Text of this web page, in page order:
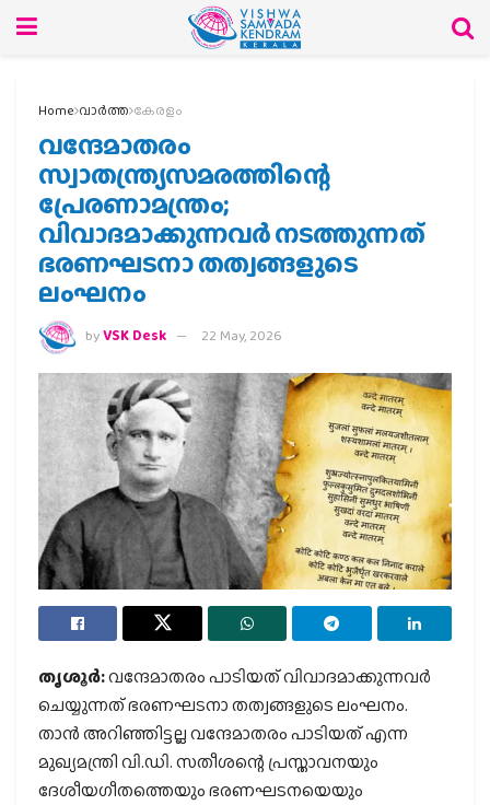
Home വാര്‍ത്ത കേരളം
വന്ദേമാതരം
സ്വാതന്ത്ര്യസമരത്തിന്റെ
പ്രേരണാമന്ത്രം;
വിവാദമാക്കുന്നവര്‍ നടത്തുന്നത്
ഭരണഘടനാ തത്വങ്ങളുടെ
ലംഘനം
byVSK Desk 22 May, 2026
തൃശൂര്‍:വന്ദേമാതരം പാടിയത് വിവാദമാക്കുന്നവര്‍
ചെയ്യുന്നത് ഭരണഘടനാ തത്വങ്ങളുടെ ലംഘനം.
താന്‍ അറിഞ്ഞിട്ടല്ല വന്ദേമാതരം പാടിയത് എന്ന
മുഖ്യമന്ത്രി വി.ഡി. സതീശന്റെ പ്രസ്താവനയും
ദേശീയഗീതത്തെയും ഭരണഘടനയെയും